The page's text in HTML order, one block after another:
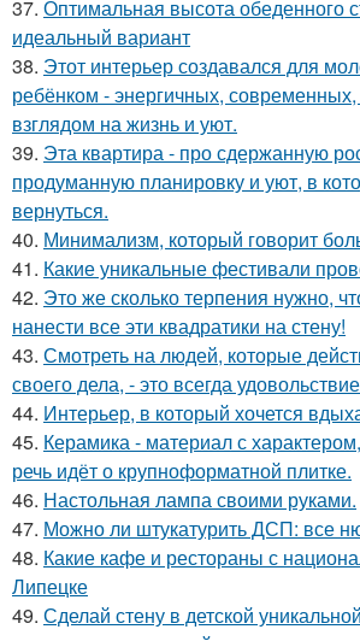
37. Оптимальная высота обеденного
идеальный вариант
38. Этот интерьер создавался для
ребёнком - энергичных,
взглядом на жизнь и уют.
39. Эта квартира - про сдержанную
продуманную планировку и уют, в
вернуться.
40. Минимализм, который говорит
41. Какие уникальные фестивали
42. Это же сколько терпения нужно,
нанести все эти квадратики на стену!
43. Смотреть на людей, которые
своего дела, - это всегда
44. Интерьер, в который хочется
45. Керамика - материал с
речь идёт о крупноформатной плитке.
46. Настольная лампа своими руками.
47. Можно ли штукатурить ДСП: все
48. Какие кафе и рестораны с
Липецке
49. Сделай стену в детской